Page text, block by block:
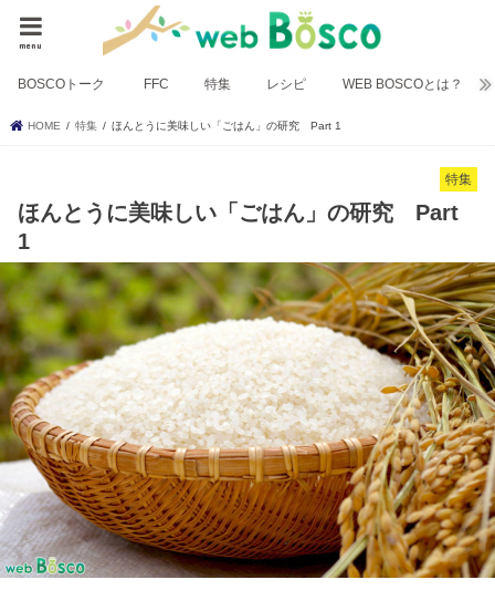
menu
BOSCOトーク FFC 特集 レシピ WEB BOSCOとは？
HOME 特集 ほんとうに美味しい「ごはん」の研究 Part 1
特集
ほんとうに美味しい「ごはん」の研究 Part
1